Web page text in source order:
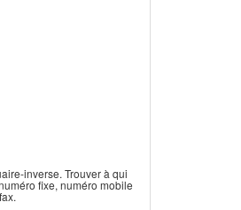
inverse. Trouver à qui
fixe, numéro mobile